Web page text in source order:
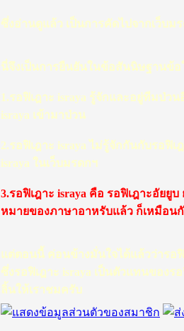
ซึ่งอ่านดูแล้ว เป็นการคัดไปจากเว็บม
นี่จึงเป็นการยืนยันในข้อสันนิษฐานข้
1.รอฟิเฎาะ israya รู้จักและอยู่ทีมป่ว
israya เข้ามาป่วน
2.รอฟิเฎาะ israya ไม่รู้จักกันกับรอฟิ
israya ในเว็บมรดกฯ
3.รอฟิเฎาะ israya คือ รอฟิเฎาะอัยยู
หมายของภาษาอาหรับแล้ว ก็เหมือน
แต่ตอนนี้ ค่อนข้างมั่นใจได้แล้วว่ารอ
ซึ่งรอฟิเฎาะ israya เป็นตัวแทนของ
ลิ้นให้เราชมครับ